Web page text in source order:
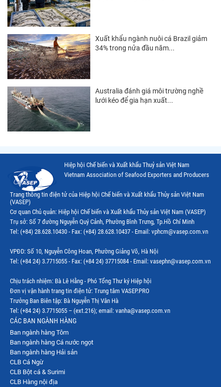
Thị trường Đài Loan
Thị trường Mỹ
Thị trường EU
Thị trường Nhật Bản
Thị trường Việt Nam
Xuất khẩu ngành nuôi cá Brazil giảm
34% trong nửa đầu năm...
Australia đánh giá môi trường nghề
lưới kéo để gia hạn xuất...
Hiệp hội Chế biến và Xuất khẩu Thuỷ sản Việt Nam
Vietnam Association of Seafood Exporters and Producers
Trang thông tin điện tử của Hiệp hội Chế biến và Xuất khẩu Thủy sản Việt Nam
(VASEP)
Cơ quan Chủ quản: Hiệp hội Chế biến và Xuất khẩu Thủy sản Việt Nam (VASEP)
Trụ sở: Số 7 đường Nguyễn Quý Cảnh, Phường Bình Trưng, Tp.Hồ Chí Minh
Tel: (+84) 28.628.10430 - Fax: (+84) 28.628.10437 - Email: vphcm@vasep.com.vn
VPĐD: Số 10, Nguyễn Công Hoan, Phường Giảng Võ, Hà Nội
Tel: (+84 24) 3.7715055 - Fax: (+84 24) 37715084 - Email: vasephn@vasep.com.vn
Chịu trách nhiệm: Bà Lê Hằng - Phó Tổng Thư ký Hiệp hội
Đơn vị vận hành trang tin điện tử: Trung tâm VASEP.PRO
Trưởng Ban Biên tập: Bà Nguyễn Thị Vân Hà
Tel: (+84 24) 3.7715055 – (ext.216); email: vanha@vasep.com.vn
CÁC BAN NGÀNH HÀNG
Ban ngành hàng Tôm
Ban ngành hàng Cá nước ngọt
Ban ngành hàng Hải sản
CLB Cá Ngừ
CLB Bột cá & Surimi
CLB Hàng nội địa